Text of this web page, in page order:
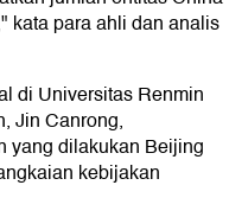
kata para ahli dan analis
di Universitas Renmin
Jin Canrong,
yang dilakukan Beijing
kebijakan